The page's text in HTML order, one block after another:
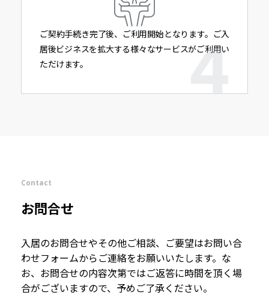
ご契約手続き完了後、ご利用開始となります。ご入
居後ビジネスを拡大する様々なサービスがご利用い
ただけます。
Contact
お問合せ
入居のお問合せやその他ご相談、ご要望はお問い合
わせフォームからご連絡をお願いいたします。な
お、お問合せの内容次第ではご返答に時間を頂く場
合がございますので、予めご了承ください。